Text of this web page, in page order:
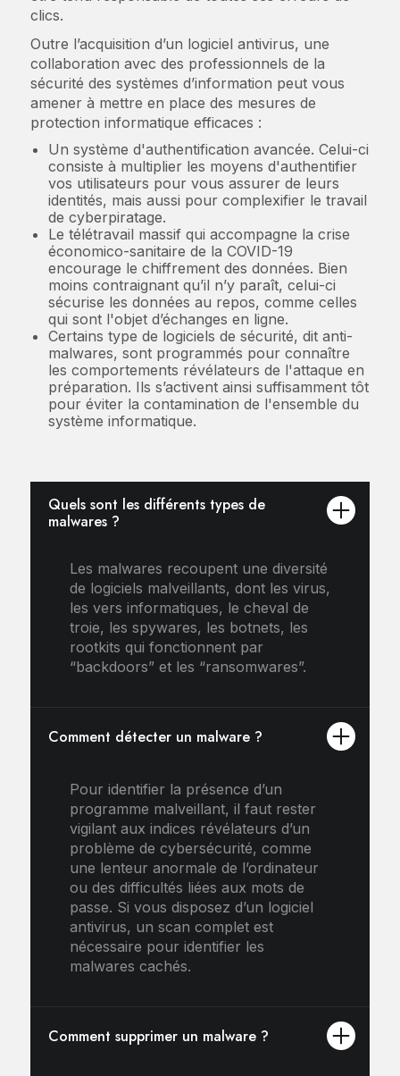
clics.
Outre l’acquisition d’un logiciel antivirus, une
collaboration avec des professionnels de la
sécurité des systèmes d’information peut vous
amener à mettre en place des mesures de
protection informatique efficaces :
Un système d'authentification avancée. Celui-ci
consiste à multiplier les moyens d'authentifier
vos utilisateurs pour vous assurer de leurs
identités, mais aussi pour complexifier le travail
de cyberpiratage.
Le télétravail massif qui accompagne la crise
économico-sanitaire de la COVID-19
encourage le chiffrement des données. Bien
moins contraignant qu’il n’y paraît, celui-ci
sécurise les données au repos, comme celles
qui sont l'objet d’échanges en ligne.
Certains type de logiciels de sécurité, dit anti-
malwares, sont programmés pour connaître
les comportements révélateurs de l'attaque en
préparation. Ils s’activent ainsi suffisamment tôt
pour éviter la contamination de l'ensemble du
système informatique.
Quels sont les différents types de
malwares ?
Les malwares recoupent une diversité
de logiciels malveillants, dont les virus,
les vers informatiques, le cheval de
troie, les spywares, les botnets, les
rootkits qui fonctionnent par
“backdoors” et les “ransomwares”.
Comment détecter un malware ?
Pour identifier la présence d’un
programme malveillant, il faut rester
vigilant aux indices révélateurs d’un
problème de cybersécurité, comme
une lenteur anormale de l’ordinateur
ou des difficultés liées aux mots de
passe. Si vous disposez d’un logiciel
antivirus, un scan complet est
nécessaire pour identifier les
malwares cachés.
Comment supprimer un malware ?